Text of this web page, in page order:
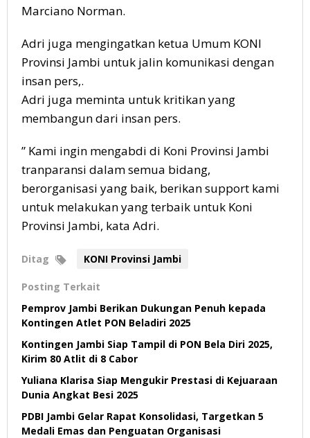
Marciano Norman.
Adri juga mengingatkan ketua Umum KONI
Provinsi Jambi untuk jalin komunikasi dengan
insan pers,.
Adri juga meminta untuk kritikan yang
membangun dari insan pers.
” Kami ingin mengabdi di Koni Provinsi Jambi
tranparansi dalam semua bidang,
berorganisasi yang baik, berikan support kami
untuk melakukan yang terbaik untuk Koni
Provinsi Jambi, kata Adri.
Ditag KONI Provinsi Jambi
Posting Terkait
Pemprov Jambi Berikan Dukungan Penuh kepada
Kontingen Atlet PON Beladiri 2025
Kontingen Jambi Siap Tampil di PON Bela Diri 2025,
Kirim 80 Atlit di 8 Cabor
Yuliana Klarisa Siap Mengukir Prestasi di Kejuaraan
Dunia Angkat Besi 2025
PDBI Jambi Gelar Rapat Konsolidasi, Targetkan 5
Medali Emas dan Penguatan Organisasi